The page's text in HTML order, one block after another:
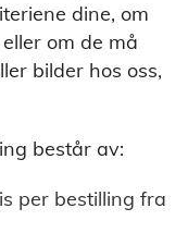
dine, om
om de må
bilder hos oss,
består av:
per bestilling fra